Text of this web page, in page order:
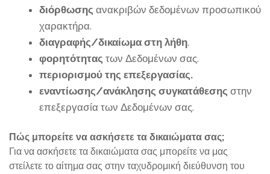
διόρθωσης ανακριβών δεδομένων προσωπικού
χαρακτήρα.
διαγραφής/δικαίωμα στη λήθη.
φορητότητας των Δεδομένων σας.
περιορισμού της επεξεργασίας.
εναντίωσης/ανάκλησης συγκατάθεσης στην
επεξεργασία των Δεδομένων σας.
Πώς μπορείτε να ασκήσετε τα δικαιώματα σας;
Για να ασκήσετε τα δικαιώματα σας μπορείτε να μας
στείλετε το αίτημα σας στην ταχυδρομική διεύθυνση του